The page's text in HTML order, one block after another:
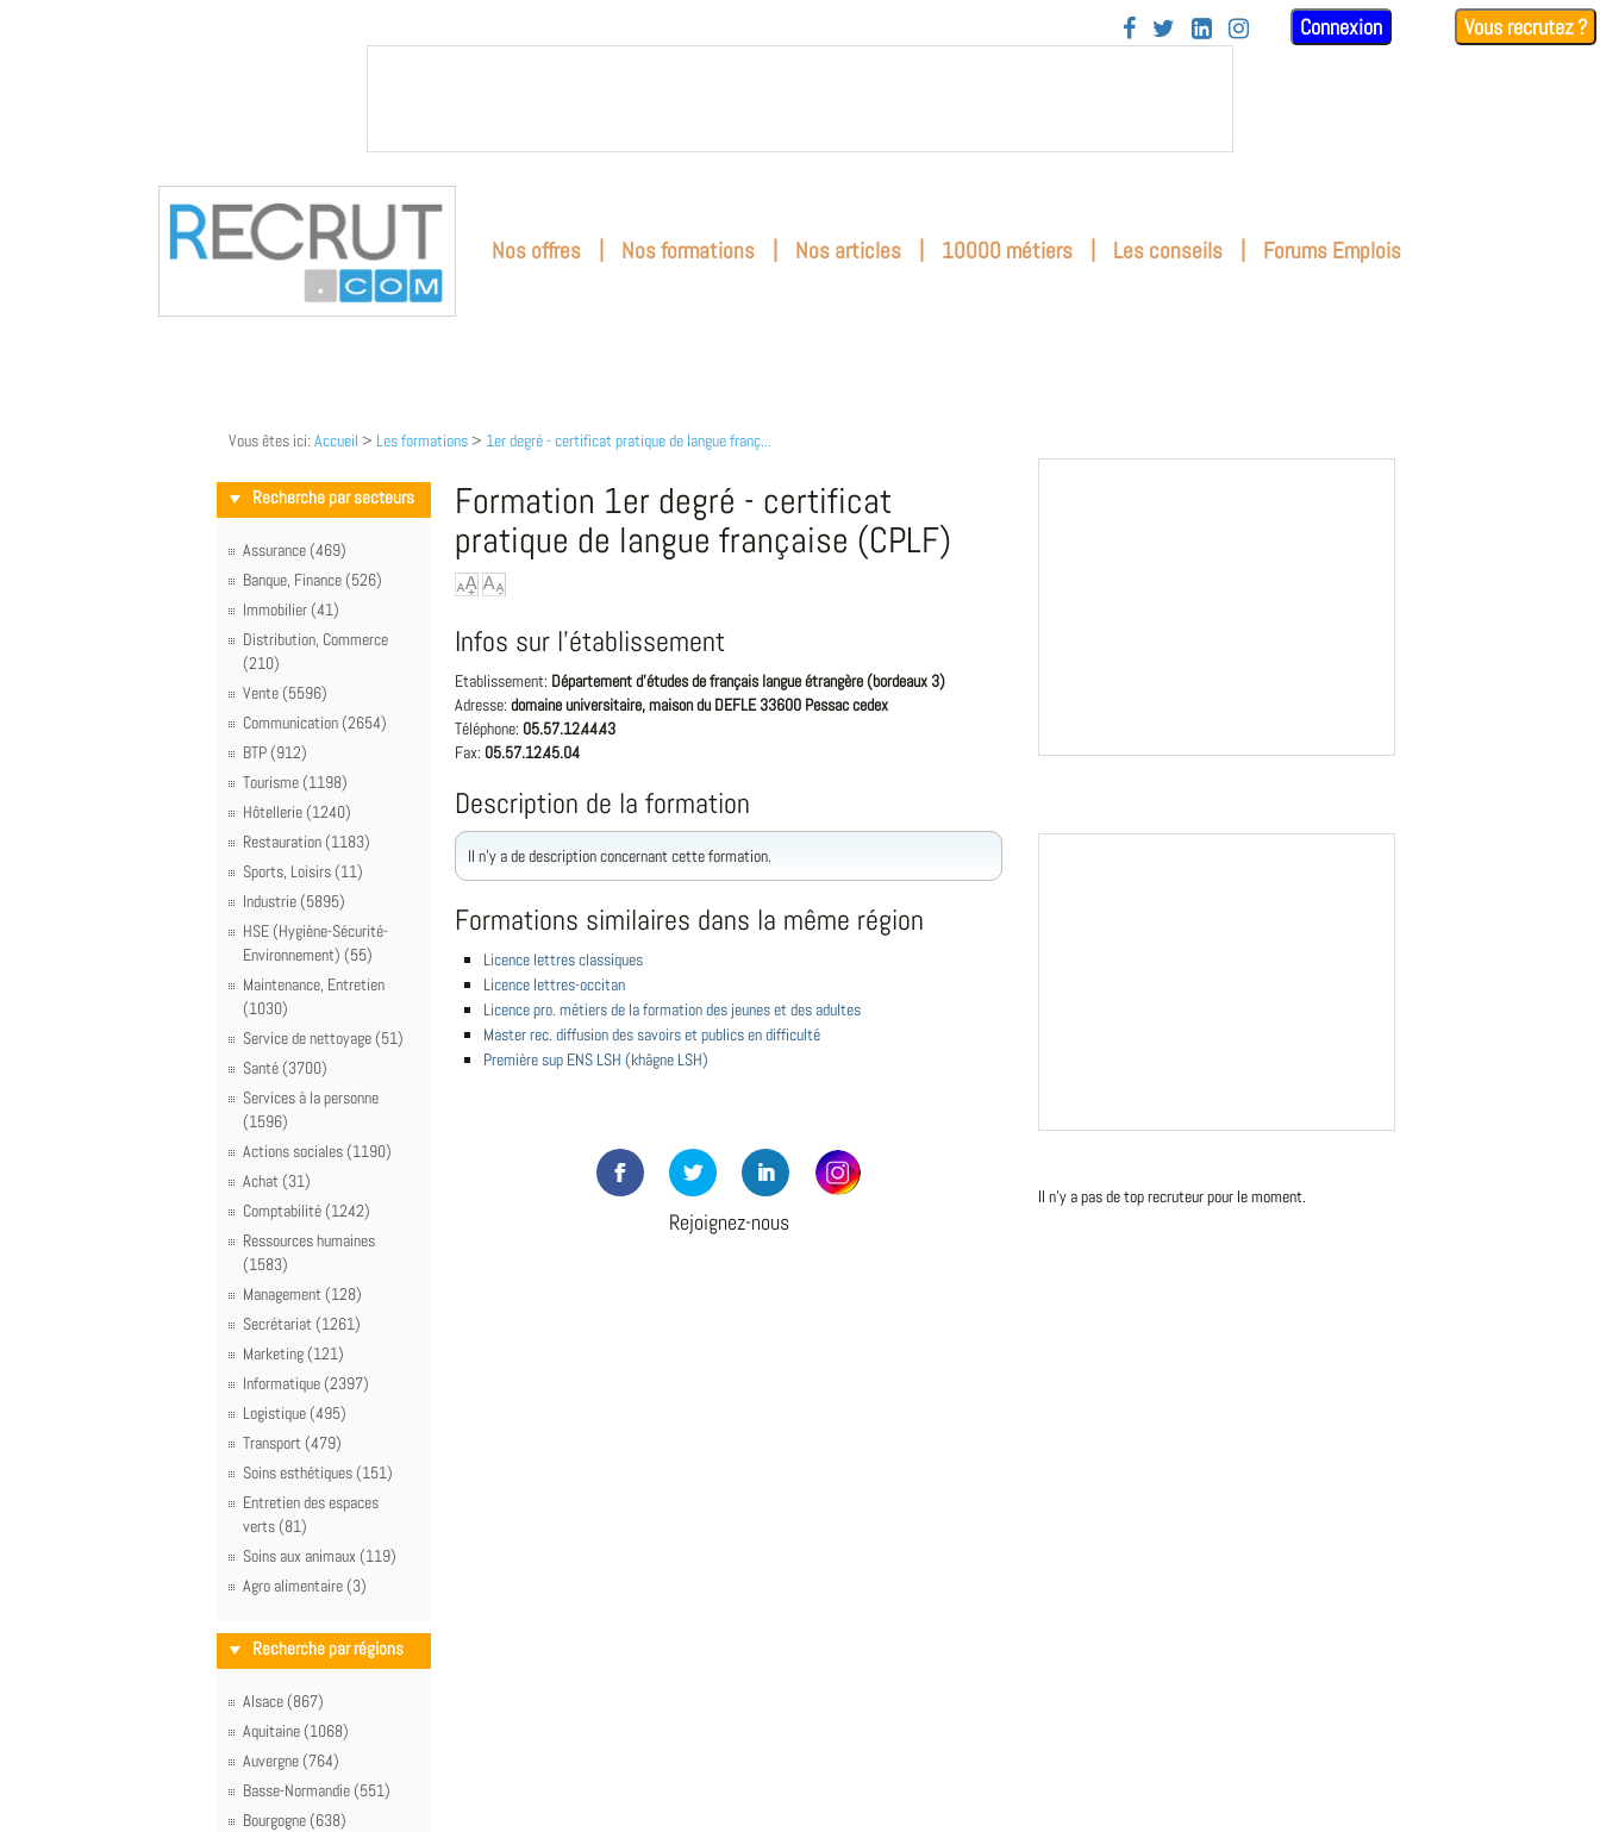
    Connexion Vous recrutez ?
Nos offres | Nos formations | Nos articles | 10000 métiers | Les conseils | Forums Emplois
Vous êtes ici: Accueil > Les formations > 1er degré - certificat pratique de langue franç...
Recherche par secteurs
Assurance (469)
Banque, Finance (526)
Immobilier (41)
Distribution, Commerce
(210)
Vente (5596)
Communication (2654)
BTP (912)
Tourisme (1198)
Hôtellerie (1240)
Restauration (1183)
Sports, Loisirs (11)
Industrie (5895)
HSE (Hygiène-Sécurité-
Environnement) (55)
Maintenance, Entretien
(1030)
Service de nettoyage (51)
Santé (3700)
Services à la personne
(1596)
Actions sociales (1190)
Achat (31)
Comptabilité (1242)
Ressources humaines
(1583)
Management (128)
Secrétariat (1261)
Marketing (121)
Informatique (2397)
Logistique (495)
Transport (479)
Soins esthétiques (151)
Entretien des espaces
verts (81)
Soins aux animaux (119)
Agro alimentaire (3)
Recherche par régions
Alsace (867)
Aquitaine (1068)
Auvergne (764)
Basse-Normandie (551)
Bourgogne (638)
Formation 1er degré - certificat
pratique de langue française (CPLF)
Infos sur l'établissement
Etablissement: Département d'études de français langue étrangère (bordeaux 3)
Adresse: domaine universitaire, maison du DEFLE 33600 Pessac cedex
Téléphone: 05.57.12.44.43
Fax: 05.57.12.45.04
Description de la formation
Il n'y a de description concernant cette formation.
Formations similaires dans la même région
Licence lettres classiques
Licence lettres-occitan
Licence pro. métiers de la formation des jeunes et des adultes
Master rec. diffusion des savoirs et publics en difficulté
Première sup ENS LSH (khâgne LSH)
Rejoignez-nous
Il n'y a pas de top recruteur pour le moment.